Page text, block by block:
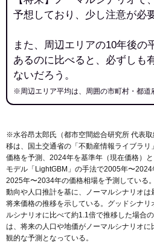
予想しており、少し注意が必
また、周辺エリアの10年後の
あるのに比べると、必ずしも
ないだろう。
※周辺エリア平均は、周囲の市町村・都道
※水谷昂太郎氏（都市空間総合研究所 代表
移は、国土交通省の「 不動産情報ライブラリ
価格を予測、2024年を基準年（現在価格）
モデル「LightGBM」の手法で2005年〜2024
2025年〜2034年の価格相場を予測している
動向や人口推計を基に、ノーマルシナリオ
将来価格の推移を示している。グッドシナ
ルシナリオに比べて約1.1倍で推移した場合
は、将来の人口や地価がノーマルシナリオ
観的な予測となっている。